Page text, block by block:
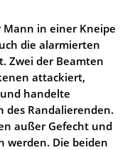
in einer Kneipe
die alarmierten
Zwei der Beamten
attackiert,
handelte
des Randalierenden.
außer Gefecht und
werden. Die beiden